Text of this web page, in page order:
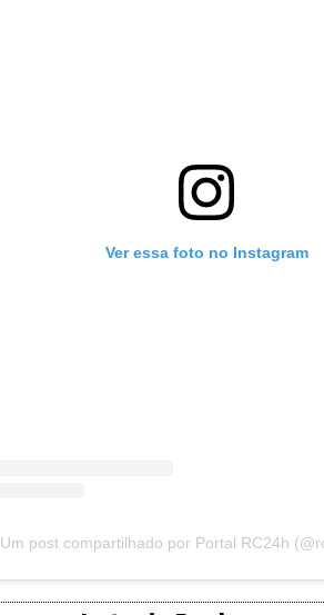
Ver essa foto no Instagram
Um post compartilhado por Portal RC24h